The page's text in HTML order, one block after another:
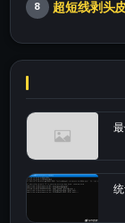
8 超短线剥头